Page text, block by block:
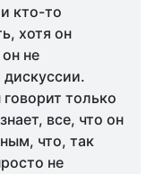
кто-то
хотя он
не
только
все, что он
что, так
не